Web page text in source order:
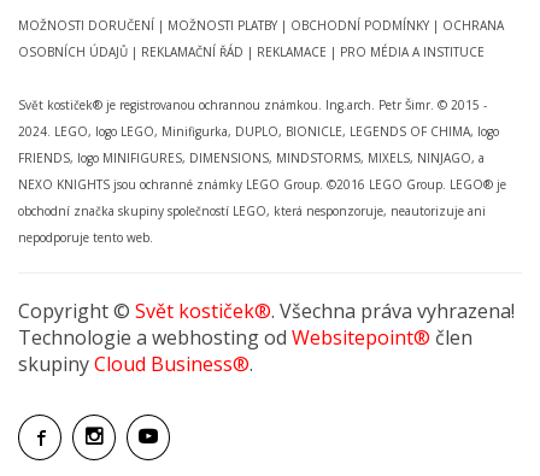
MOŽNOSTI DORUČENÍ | MOŽNOSTI PLATBY | OBCHODNÍ PODMÍNKY | OCHRANA
OSOBNÍCH ÚDAJŮ | REKLAMAČNÍ ŘÁD | REKLAMACE | PRO MÉDIA A INSTITUCE
Svět kostiček® je registrovanou ochrannou známkou. Ing.arch. Petr Šimr. © 2015 -
2024. LEGO, logo LEGO, Minifigurka, DUPLO, BIONICLE, LEGENDS OF CHIMA, logo
FRIENDS, logo MINIFIGURES, DIMENSIONS, MINDSTORMS, MIXELS, NINJAGO, a
NEXO KNIGHTS jsou ochranné známky LEGO Group. ©2016 LEGO Group. LEGO® je
obchodní značka skupiny společností LEGO, která nesponzoruje, neautorizuje ani
nepodporuje tento web.
Copyright © Svět kostiček®. Všechna práva vyhrazena!
Technologie a webhosting od Websitepoint® člen
skupinyCloud Business®.